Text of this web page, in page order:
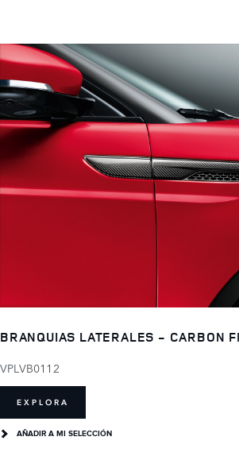
BRANQUIAS LATERALES - CARBON
VPLVB0112
EXPLORA
AÑADIR A MI SELECCIÓN